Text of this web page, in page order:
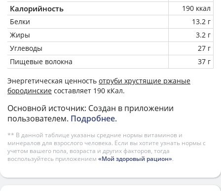
Калорийность
190 ккал
Белки
13.2 г
Жиры
3.2 г
Углеводы
27 г
Пищевые волокна
37 г
Энергетическая ценность отруби хрустящие ржаные
бородинские составляет 190 кКал.
Основной источник: Создан в приложении
пользователем. Подробнее.
** В данной таблице указаны средние нормы витаминов и
минералов для взрослого человека. Если вы хотите узнать нормы с
учетом вашего пола, возраста и других факторов, тогда
воспользуйтесь приложением «Мой здоровый рацион».